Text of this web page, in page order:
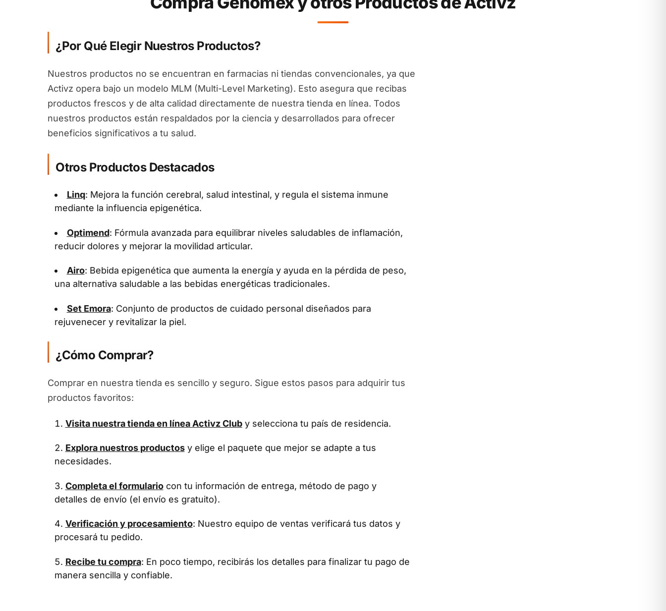
¿Por Qué Elegir Nuestros Productos?
Nuestros productos no se encuentran en farmacias ni tiendas convencionales, ya que
Activz opera bajo un modelo MLM (Multi-Level Marketing). Esto asegura que recibas
productos frescos y de alta calidad directamente de nuestra tienda en línea. Todos
nuestros productos están respaldados por la ciencia y desarrollados para ofrecer
beneficios significativos a tu salud.
Otros Productos Destacados
Linq: Mejora la función cerebral, salud intestinal, y regula el sistema inmune
mediante la influencia epigenética.
Optimend: Fórmula avanzada para equilibrar niveles saludables de inflamación,
reducir dolores y mejorar la movilidad articular.
Airo: Bebida epigenética que aumenta la energía y ayuda en la pérdida de peso,
una alternativa saludable a las bebidas energéticas tradicionales.
Set Emora: Conjunto de productos de cuidado personal diseñados para
rejuvenecer y revitalizar la piel.
¿Cómo Comprar?
Comprar en nuestra tienda es sencillo y seguro. Sigue estos pasos para adquirir tus
productos favoritos:
Visita nuestra tienda en línea Activz Cluby selecciona tu país de residencia.
Explora nuestros productosy elige el paquete que mejor se adapte a tus
necesidades.
Completa el formulariocon tu información de entrega, método de pago y
detalles de envío (el envío es gratuito).
Verificación y procesamiento: Nuestro equipo de ventas verificará tus datos y
procesará tu pedido.
Recibe tu compra: En poco tiempo, recibirás los detalles para finalizar tu pago de
manera sencilla y confiable.